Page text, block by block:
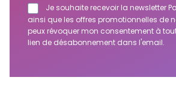
Je souhaite recevoir la newsletter
ainsi que les offres promotionnelles de
peux révoquer mon consentement à
lien de désabonnement dans l'email.